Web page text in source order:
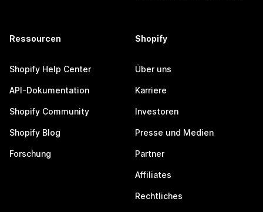
Ressourcen
Shopify Help Center
API-Dokumentation
Shopify Community
Shopify Blog
Forschung
Shopify
Über uns
Karriere
Investoren
Presse und Medien
Partner
Affiliates
Rechtliches